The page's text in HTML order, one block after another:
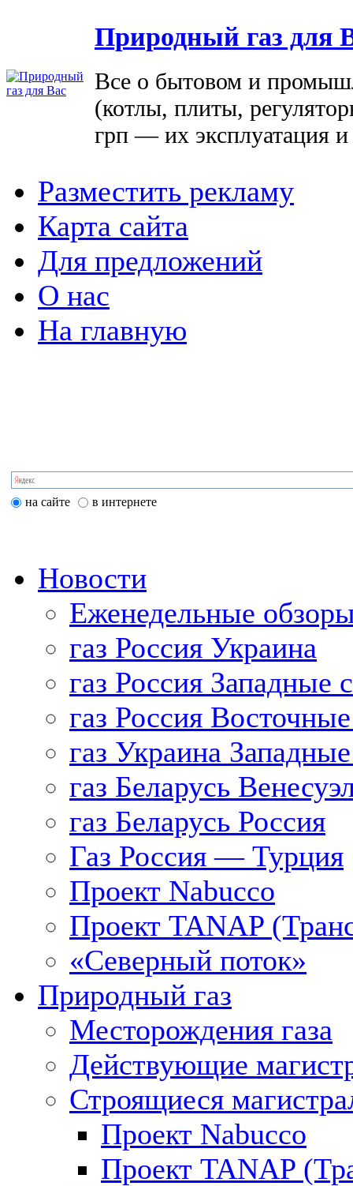
Природный газ для
Все о бытовом и
(котлы, плиты,
грп — их эксплуатация
Разместить рекламу
Карта сайта
Для предложений
О нас
На главную
на сайте в интернете
Новости
Еженедельные
газ Россия Украина
газ Россия Западные
газ Россия
газ Украина
газ Беларусь
газ Беларусь Россия
Газ Россия — Турция
Проект Nabucco
Проект TANAP
«Северный поток»
Природный газ
Месторождения газа
Действующие
Строящиеся
Проект Nabucco
Проект TANAP